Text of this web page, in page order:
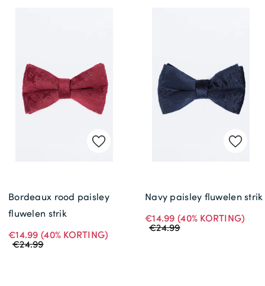
Bordeaux rood paisley
fluwelen strik
€14.99 (40% KORTING)
€24.99
Navy paisley fluwelen strik
€14.99 (40% KORTING)
€24.99